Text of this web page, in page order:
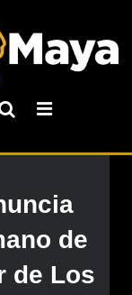
de
de Los